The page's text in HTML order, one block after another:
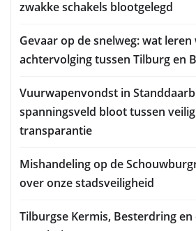
zwakke schakels blootgelegd
Gevaar op de snelweg: wat leren
achtervolging tussen Tilburg en
Vuurwapenvondst in
spanningsveld bloot tussen
transparantie
Mishandeling op de
over onze stadsveiligheid
Tilburgse Kermis, Besterdring